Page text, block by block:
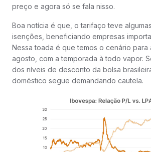
preço e agora só se fala nisso.
Boa notícia é que, o tarifaço teve
isenções, beneficiando empresas
Nessa toada é que temos o cenário para
agosto, com a temporada à todo vapor.
dos níveis de desconto da bolsa
doméstico segue demandando cautela.